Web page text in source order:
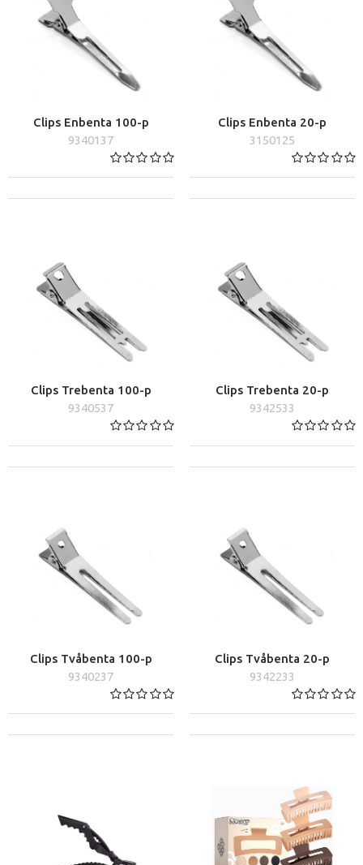
Clips Enbenta 100-p
9340137
Clips Enbenta 20-p
3150125
Clips Trebenta 100-p
9340537
Clips Trebenta 20-p
9342533
Clips Tvåbenta 100-p
9340237
Clips Tvåbenta 20-p
9342233